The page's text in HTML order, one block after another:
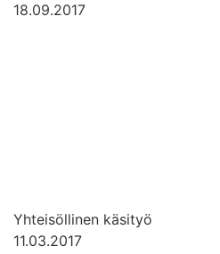
18.09.2017
Yhteisöllinen käsityö
11.03.2017